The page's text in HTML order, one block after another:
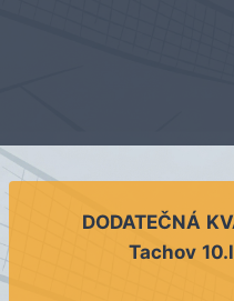
DODATEČNÁ
Tachov